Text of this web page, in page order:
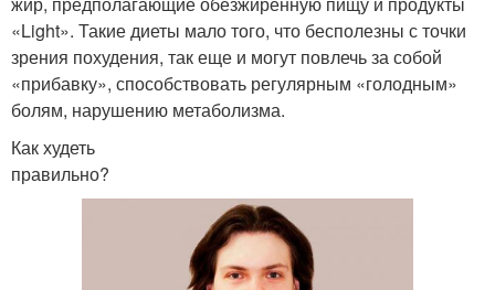
«Light». Такие диеты мало того, что бесполезны с точки
зрения похудения, так еще и могут повлечь за собой
«прибавку», способствовать регулярным «голодным»
болям, нарушению метаболизма.
Как худеть
правильно?